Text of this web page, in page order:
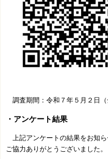
調査期間：令和７年５月２日（
・アンケート結果
上記アンケートの結果をお知ら
ご協力ありがとうございました。